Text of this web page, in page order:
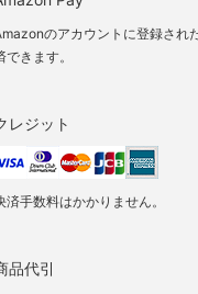
のアカウントに登録され
できます。
レジット
済手数料はかかりません。
品代引